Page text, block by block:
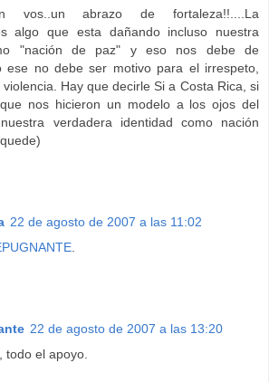
vos..un abrazo de fortaleza!!....La
algo que esta dañando incluso nuestra
"nación de paz" y eso nos debe de
ese no debe ser motivo para el irrespeto,
Hay que decirle Si a Costa Rica, si
nos hicieron un modelo a los ojos del
verdadera identidad como nación
22 de agosto de 2007 a las 11:02
22 de agosto de 2007 a las 13:20
todo el apoyo.